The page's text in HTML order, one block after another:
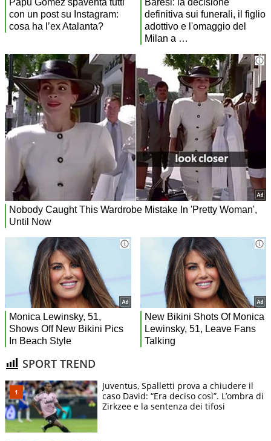
SPORT TREND
Juventus, Spalletti prova a chiudere il
caso David: “Era deciso così”. L’ombra di
Zirkzee e la sentenza dei tifosi